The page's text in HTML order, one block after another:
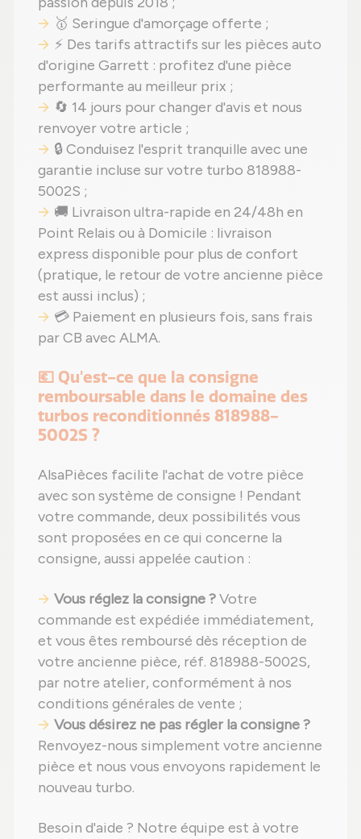
🥇 Seringue d'amorçage offerte ;
⚡ Des tarifs attractifs sur les pièces auto
d'origine Garrett : profitez d'une pièce
performante au meilleur prix ;
🔄 14 jours pour changer d'avis et nous
renvoyer votre article ;
🔒 Conduisez l'esprit tranquille avec une
garantie incluse sur votre turbo 818988-
5002S ;
🚚 Livraison ultra-rapide en 24/48h en
Point Relais ou à Domicile : livraison
express disponible pour plus de confort
(pratique, le retour de votre ancienne pièce
est aussi inclus) ;
💳 Paiement en plusieurs fois, sans frais
par CB avec ALMA.
💶 Qu'est-ce que la consigne
remboursable dans le domaine des
turbos reconditionnés 818988-
5002S ?
AlsaPièces facilite l'achat de votre pièce
avec son système de consigne ! Pendant
votre commande, deux possibilités vous
sont proposées en ce qui concerne la
consigne, aussi appelée caution :
Vous réglez la consigne ?Votre
commande est expédiée immédiatement,
et vous êtes remboursé dès réception de
votre ancienne pièce, réf. 818988-5002S,
par notre atelier, conformément à nos
conditions générales de vente ;
Vous désirez ne pas régler la consigne ?
Renvoyez-nous simplement votre ancienne
pièce et nous vous envoyons rapidement le
nouveau turbo.
Besoin d'aide ? Notre équipe est à votre